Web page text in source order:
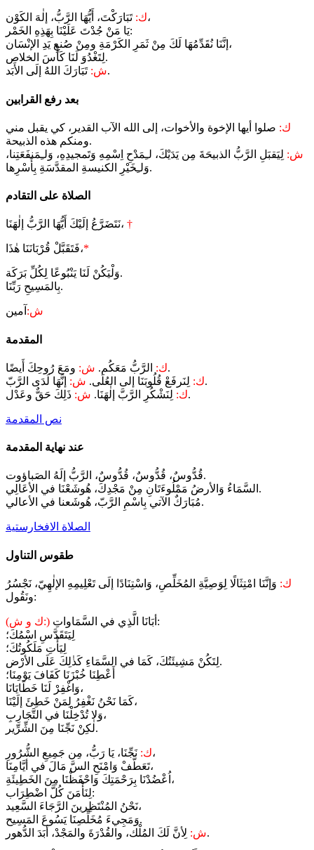
ك:تَبَارَكْتَ، أَيُّهَا الرَّبُّ، إلٰهَ الكَوْن،
يَا مَنْ جُدْتَ عَلَيْنَا بِهَذِهِ الخَمْر:
إنَّنَا نُقَدِّمُهَا لَكَ مِنْ ثَمَرِ الكَرْمَةِ ومِنْ صُنعِ يَدِ الإنْسَان،
لِتَغْدُوَ لَنَا كَأْسَ الخلاص.
ش:تَبَارَكَ اللهُ إلَى الأَبَد.
بعد رفع القرابين
ك: صلوا أيها الإخوة والأخوات، إلى الله الآب القدير، كي يقبل مني
ومنكم هذه الذبيحة.
ش: لِيَقبَلِ الرَّبُّ الذبيحَةَ مِن يَدَيْكَ، لـِمَدْحِ اِسْمِهِ وَتَمجيدِهِ، وَلـِمَنفَعَتِنا،
وَلـِخَيْرِ الكنيسةِ المقدَّسَةِ بِأَسْرِها.
الصلاة على التقادم
نَتَضَرَّعُ إلَيْكَ أَيُّهَا الرَّبُّ إلٰهَنَا، †
فَتَقَبَّلْ قُرْبَانَنَا هٰذَا،*
وَلْيَكُنْ لَنَا يَنْبُوعًا لِكُلِّ بَرَكَة.
بِالمَسِيحِ رَبِّنَا.
ش: آمين
المقدمة
ك: الرَّبُّ مَعَكُم. ش:
ومَعَ رُوحِكَ أَيضًا.
ك: لِنَرفَعْ قُلُوبَنَا إلى العُلَى. ش:
إنَّهَا لَدَى الرَّبّ.
ك: لِنَشْكُرِ الرَّبَّ إلٰهَنَا. ش: ذَلِكَ حَقٌّ وعَدْل.
نص المقدمة
عند نهاية المقدمة
قُدُّوسٌ، قُدُّوسٌ، قُدُّوسٌ، الرَّبُّ إلَهُ الصَباؤوت.
السَّمَاءُ وَالأرضُ مَمْلُوءَتَانِ مِنْ مَجْدِكَ، هُوشَعْنَا في الأعَالِي.
مُبَارَكٌ الآتي بِاسْمِ الرَّبّ، هُوشَعنا في الأعالي.
الصلاة الافخارستية
طقوس التناول
ك: وَإنَّنَا امْتِثَالًا لِوَصِيَّةِ المُخَلِّصِ، وَاسْتِنَادًا إلَى تَعْلِيمِهِ الإلٰهِيّ، نَجْسُرُ
ونَقُول:
(ك و ش:)
أبَانَا الَّذِي في السَّمَاواتِ:
لِيَتَقَدَّسِ اسْمُكَ؛
لِيَأْتِ مَلَكُوتُكَ؛
لِتَكُنْ مَشِيئَتُكَ، كَمَا في السَّمَاءِ كَذٰلِكَ عَلَى الأرْض.
أَعْطِنَا خُبْزَنَا كَفَافَ يَوْمِنَا؛
وَاغْفِرْ لَنَا خَطَايَانَا،
كَمَا نَحْنُ نَغْفِرُ لِمَنْ خَطِئَ إلَيْنَا،
وَلا تُدْخِلْنَا في التَّجَارِبِ،
لٰكِنْ نَجِّنَا مِنَ الشِّرِّير.
ك:نَجِّنَا، يَا رَبُّ، مِن جَمِيعِ الشُّرُورِ،
تَعَطَّفْ وَامْنَحِ السَّ مَالَ في أيَّامِنَا،
اُعْضُدْنَا بِرَحْمَتِكَ وَاحْفَظْنَا مِنَ الخَطِيئَةِ،
لِنَأْمَنَ كُلَّ اضْطِرَاب:
نَحْنُ المُنْتَظِرينَ الرَّجَاءَ السَّعِيد،
وَمَجِيءَ مُخَلِّصِنَا يَسُوعَ المَسِيح.
ش:لِأنَّ لَكَ المُلْك، والقُدْرَةَ والمَجْدْ، أبَدَ الدُّهور.